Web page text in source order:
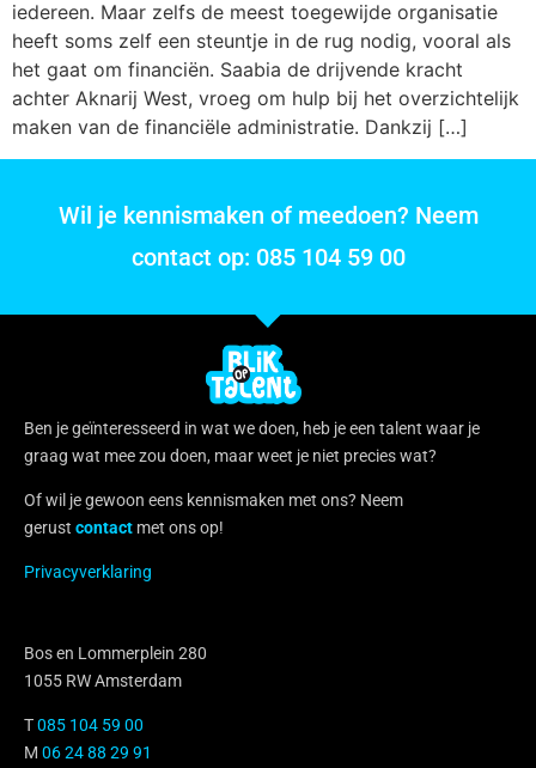
iedereen. Maar zelfs de meest toegewijde organisatie
heeft soms zelf een steuntje in de rug nodig, vooral als
het gaat om financiën. Saabia de drijvende kracht
achter Aknarij West, vroeg om hulp bij het overzichtelijk
maken van de financiële administratie. Dankzij […]
Wil je kennismaken of meedoen? Neem
contact op: 085 104 59 00
Ben je geïnteresseerd in wat we doen, heb je een talent waar je
graag wat mee zou doen, maar weet je niet precies wat?
Of wil je gewoon eens kennismaken met ons? Neem
gerust contact met ons op!
Privacyverklaring
Bos en Lommerplein 280
1055 RW Amsterdam
T085 104 59 00
M 06 24 88 29 91